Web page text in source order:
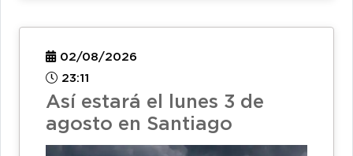
02/08/2026
23:11
Así estará el lunes 3 de
agosto en Santiago